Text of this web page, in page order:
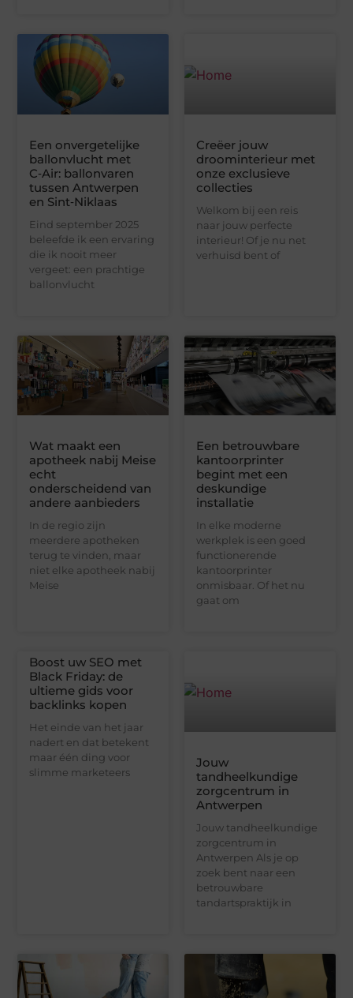
Een onvergetelijke
ballonvlucht met
C‑Air: ballonvaren
tussen Antwerpen
en Sint‑Niklaas
Eind september 2025
beleefde ik een ervaring
die ik nooit meer
vergeet: een prachtige
ballonvlucht
Creëer jouw
droominterieur met
onze exclusieve
collecties
Welkom bij een reis
naar jouw perfecte
interieur! Of je nu net
verhuisd bent of
Wat maakt een
apotheek nabij Meise
echt
onderscheidend van
andere aanbieders
In de regio zijn
meerdere apotheken
terug te vinden, maar
niet elke apotheek nabij
Meise
Een betrouwbare
kantoorprinter
begint met een
deskundige
installatie
In elke moderne
werkplek is een goed
functionerende
kantoorprinter
onmisbaar. Of het nu
gaat om
Boost uw SEO met
Black Friday: de
ultieme gids voor
backlinks kopen
Het einde van het jaar
nadert en dat betekent
maar één ding voor
slimme marketeers
Jouw
tandheelkundige
zorgcentrum in
Antwerpen
Jouw tandheelkundige
zorgcentrum in
Antwerpen Als je op
zoek bent naar een
betrouwbare
tandartspraktijk in